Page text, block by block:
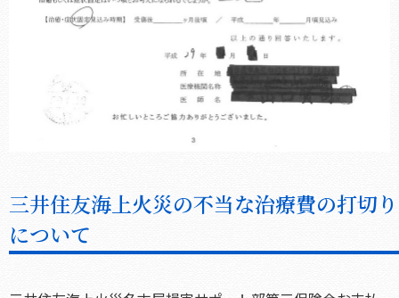
三井住友海上火災の不当な治療費の打切り
について